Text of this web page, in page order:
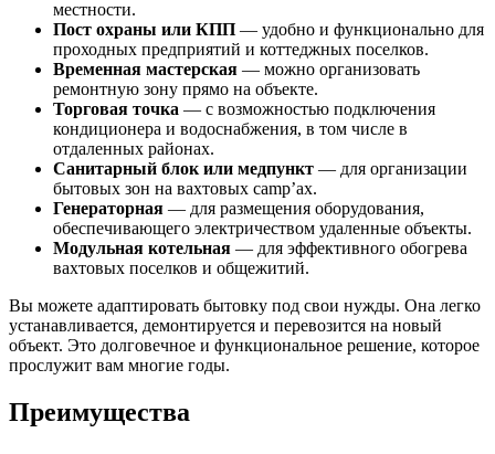
местности.
Пост охраны или КПП — удобно и функционально для
проходных предприятий и коттеджных поселков.
Временная мастерская — можно организовать
ремонтную зону прямо на объекте.
Торговая точка — с возможностью подключения
кондиционера и водоснабжения, в том числе в
отдаленных районах.
Санитарный блок или медпункт — для организации
бытовых зон на вахтовых camp’ах.
Генераторная — для размещения оборудования,
обеспечивающего электричеством удаленные объекты.
Модульная котельная — для эффективного обогрева
вахтовых поселков и общежитий.
Вы можете адаптировать бытовку под свои нужды. Она легко
устанавливается, демонтируется и перевозится на новый
объект. Это долговечное и функциональное решение, которое
прослужит вам многие годы.
Преимущества